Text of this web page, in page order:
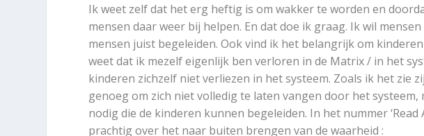
Ik weet zelf dat het erg heftig is om wakker te worden en
mensen daar weer bij helpen. En dat doe ik graag. Ik wil
mensen juist begeleiden. Ook vind ik het belangrijk om
weet dat ik mezelf eigenlijk ben verloren in de Matrix / in het
kinderen zichzelf niet verliezen in het systeem. Zoals ik het zie
genoeg om zich niet volledig te laten vangen door het
nodig die de kinderen kunnen begeleiden. In het nummer ‘Read
prachtig over het naar buiten brengen van de waarheid :